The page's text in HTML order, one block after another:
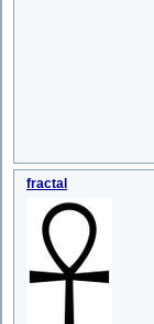
fractal